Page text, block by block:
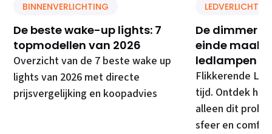
BINNENVERLICHTING
De beste wake-up lights: 7
topmodellen van 2026
Overzicht van de 7 beste wake up
lights van 2026 met directe
prijsvergelijking en koopadvies
De dimmer
einde maakt
ledlampen
Flikkerende
tijd. Ontdek
alleen dit
sfeer en